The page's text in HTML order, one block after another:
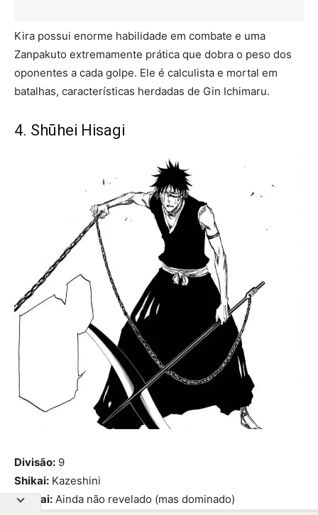
Kira possui enorme habilidade em combate e uma
Zanpakuto extremamente prática que dobra o peso dos
oponentes a cada golpe. Ele é calculista e mortal em
batalhas, características herdadas de Gin Ichimaru.
4. Shūhei Hisagi
Divisão: 9
Shikai: Kazeshini
Bankai: Ainda não revelado (mas dominado)